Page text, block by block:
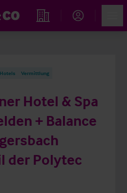
Immobiliensuche
Hotels Vermittlung
Hotel & Spa
+ Balance
der Polytec